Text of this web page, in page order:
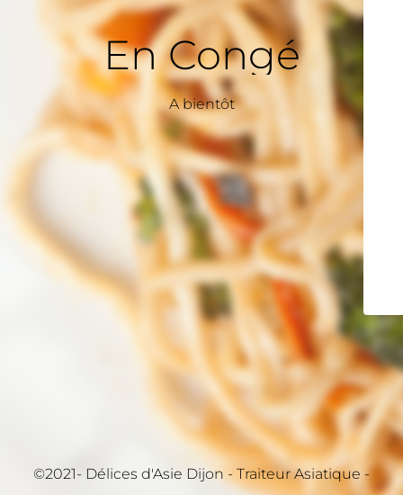
En Congé
A bientôt
©2021- Délices d'Asie Dijon - Traiteur Asiatique -